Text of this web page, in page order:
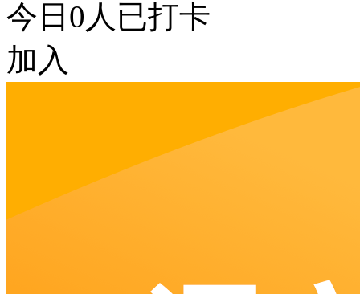
今日 0 人已打卡
加入